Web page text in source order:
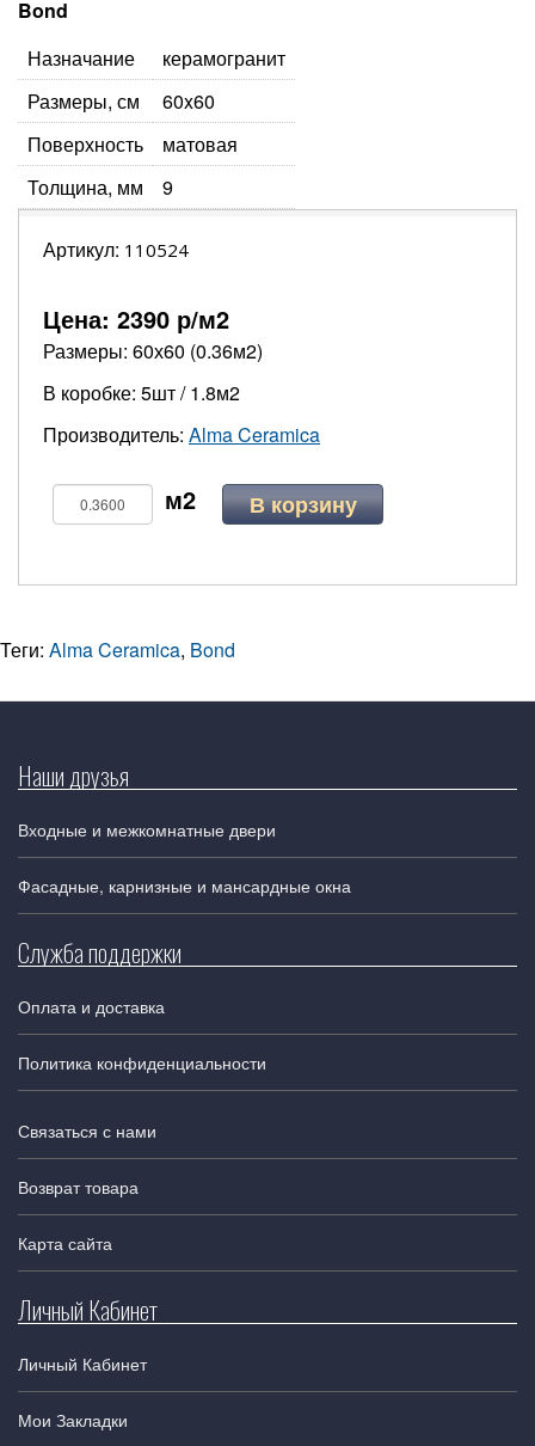
Bond
Назначание
керамогранит
Размеры, см
60x60
Поверхность
матовая
Толщина, мм
9
Артикул: 110524
Цена: 2390 р/м2
Размеры: 60х60 (0.36м2)
В коробке: 5шт / 1.8м2
Производитель: Alma Ceramica
В корзину
Теги: Alma Ceramica, Bond
Наши друзья
Входные и межкомнатные двери
Фасадные, карнизные и мансардные окна
Служба поддержки
Оплата и доставка
Политика конфиденциальности
Связаться с нами
Возврат товара
Карта сайта
Личный Кабинет
Личный Кабинет
Мои Закладки